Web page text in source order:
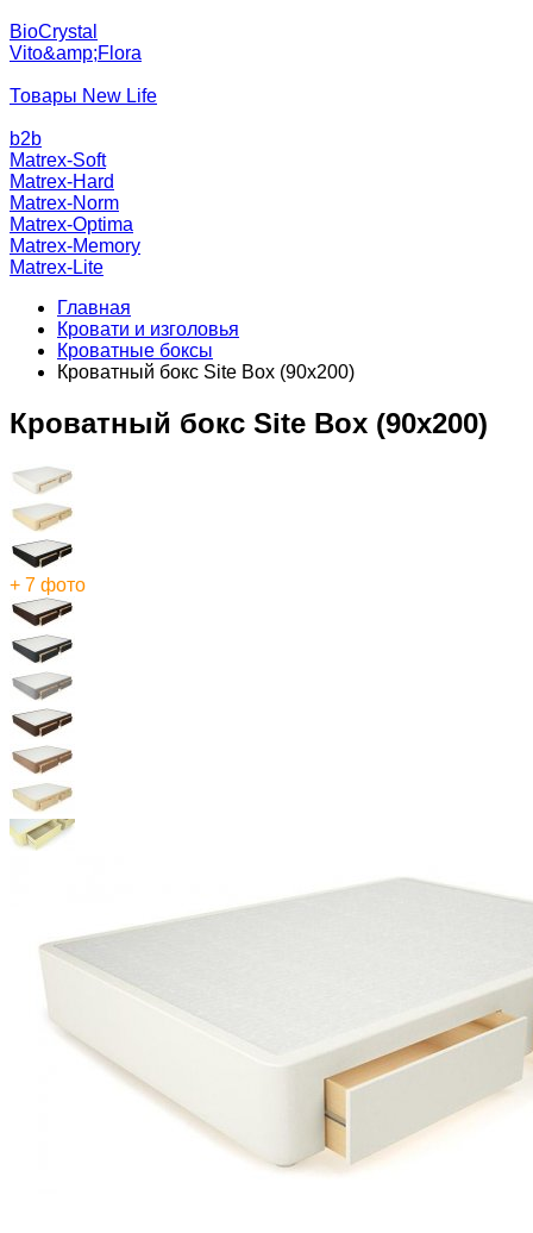
BioCrystal
Vito&amp;Flora
Товары New Life
b2b
Matrex-Soft
Matrex-Hard
Matrex-Norm
Matrex-Optima
Matrex-Memory
Matrex-Lite
Главная
Кровати и изголовья
Кроватные боксы
Кроватный бокс Site Box (90x200)
Кроватный бокс Site Box (90x200)
+ 7 фото